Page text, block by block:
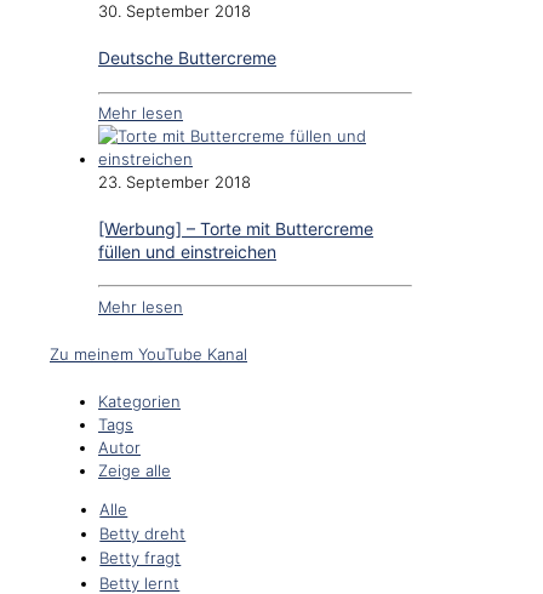
30. September 2018
Deutsche Buttercreme
Mehr lesen
23. September 2018
[Werbung] – Torte mit Buttercreme
füllen und einstreichen
Mehr lesen
Zu meinem YouTube Kanal
Kategorien
Tags
Autor
Zeige alle
Alle
Betty dreht
Betty fragt
Betty lernt